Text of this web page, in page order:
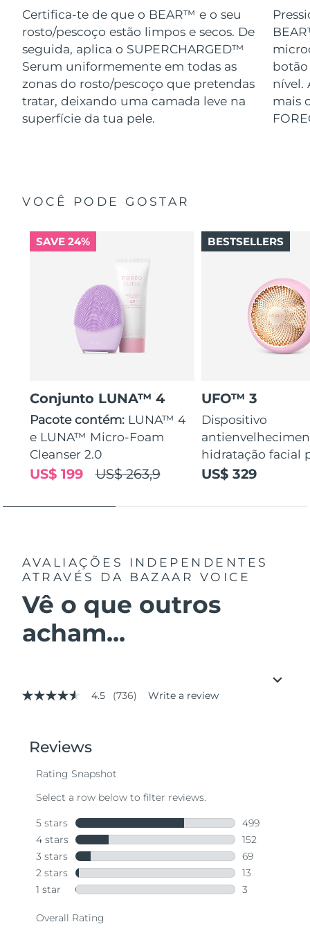
Certifica-te de que o BEAR™ e o seu
rosto/pescoço estão limpos e secos. De
seguida, aplica o SUPERCHARGED™
Serum uniformemente em todas as
zonas do rosto/pescoço que pretendas
tratar, deixando uma camada leve na
superfície da tua pele.
nível.
mais
VOCÊ PODE GOSTAR
SAVE 24%
Conjunto LUNA™ 4
Pacote contém: LUNA™ 4
e LUNA™ Micro-Foam
Cleanser 2.0
US$ 263,9
US$ 199
UFO™ 3
Dispositivo
hidratação facial
US$ 329
BESTSELLERS
AVALIAÇÕES INDEPENDENTES
ATRAVÉS DA BAZAAR VOICE
Vê o que outros
acham...
4.5
stars,
average
value.
736
Same
page
link.
4.5 (736) Write a review